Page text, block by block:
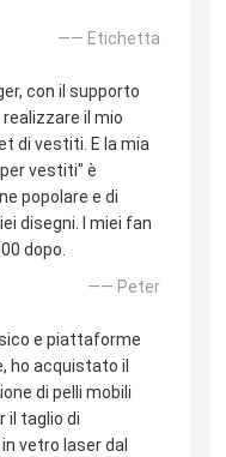
—— Etichetta
con il supporto
realizzare il mio
di vestiti. E la mia
vestiti" è
popolare e di
disegni. I miei fan
dopo.
—— Peter
e piattaforme
ho acquistato il
di pelli mobili
il taglio di
vetro laser dal